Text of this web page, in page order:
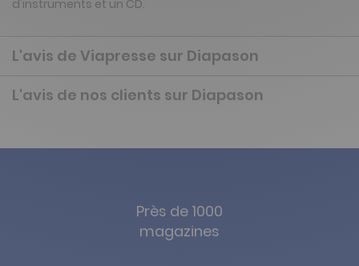
d'instruments et un CD.
L'avis de Viapresse sur Diapason
L'avis de nos clients sur Diapason
Près de 1000
magazines